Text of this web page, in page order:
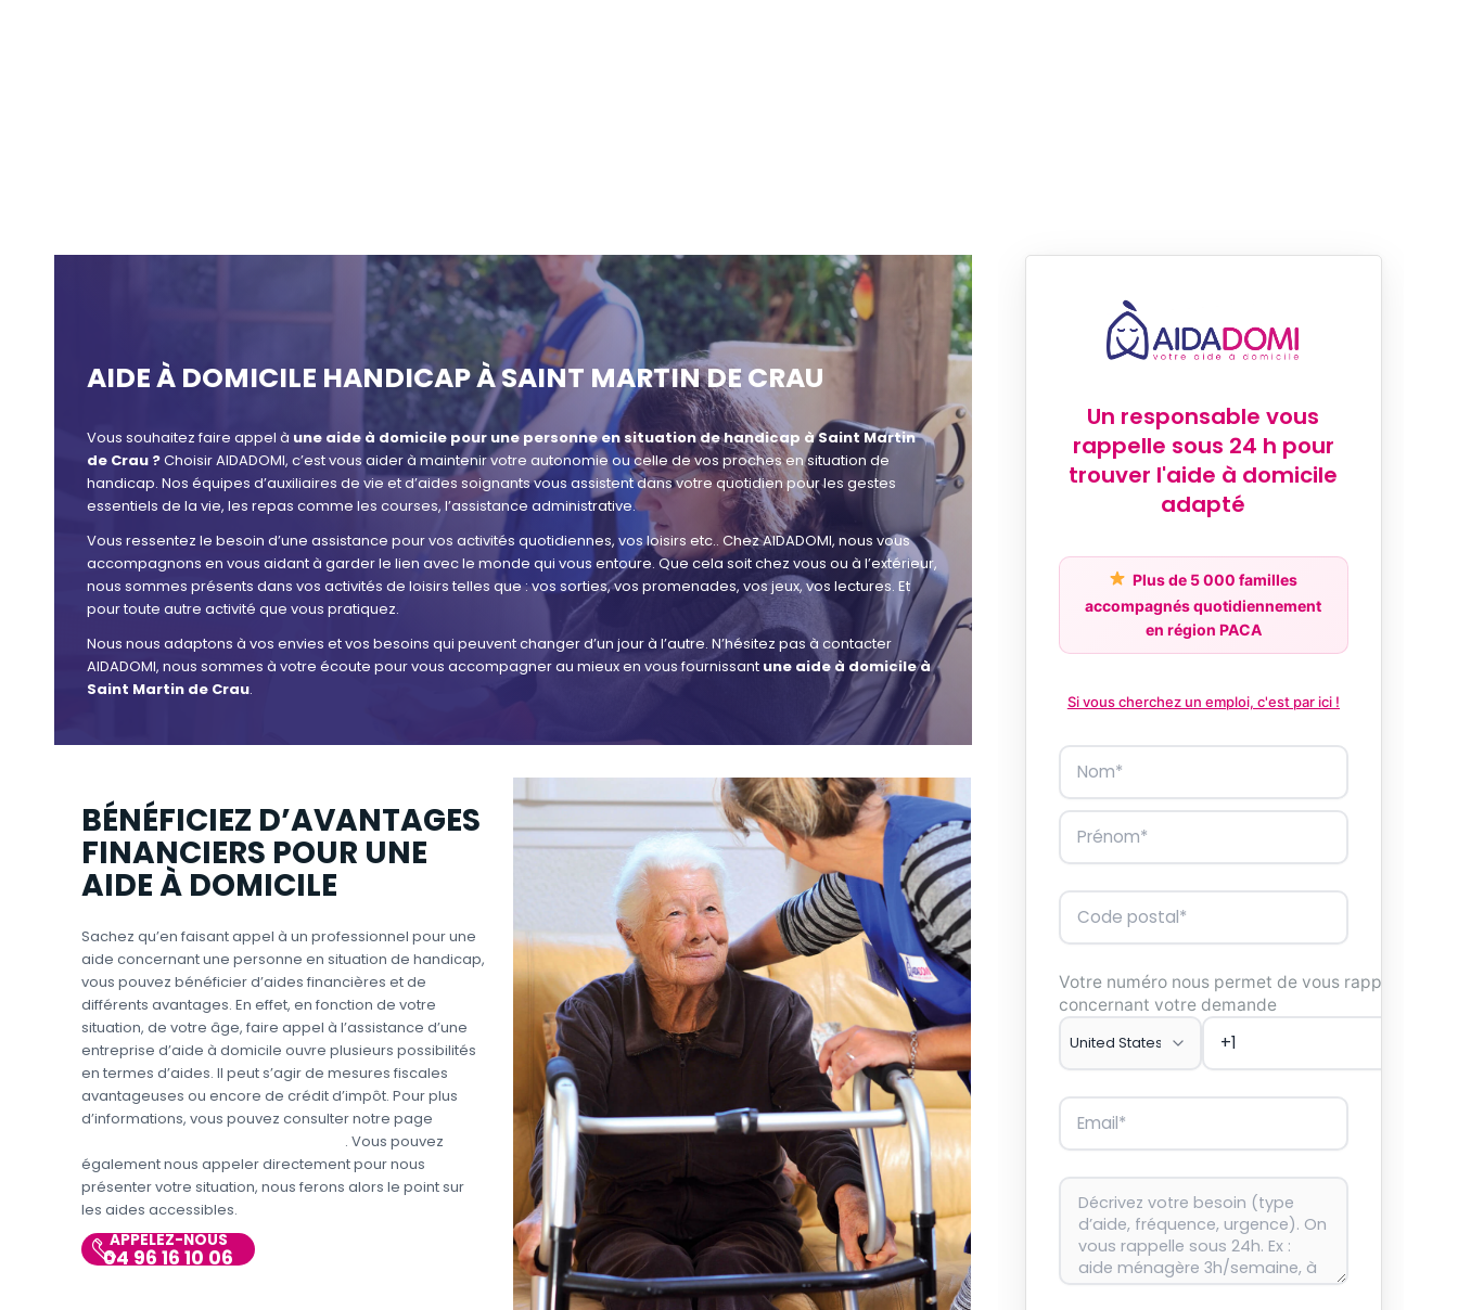
AIDE À DOMICILE HANDICAP À SAINT MARTIN DE CRAU
Vous souhaitez faire appel à une aide à domicile pour une personne en situation de handicap à Saint Martin
de Crau ?Choisir AIDADOMI, c’est vous aider à maintenir votre autonomie ou celle de vos proches en situation de
handicap. Nos équipes d’auxiliaires de vie et d’aides soignants vous assistent dans votre quotidien pour les gestes
essentiels de la vie, les repas comme les courses, l’assistance administrative.
Vous ressentez le besoin d’une assistance pour vos activités quotidiennes, vos loisirs etc.. Chez AIDADOMI, nous vous
accompagnons en vous aidant à garder le lien avec le monde qui vous entoure. Que cela soit chez vous ou à l’extérieur,
nous sommes présents dans vos activités de loisirs telles que : vos sorties, vos promenades, vos jeux, vos lectures. Et
pour toute autre activité que vous pratiquez.
Nous nous adaptons à vos envies et vos besoins qui peuvent changer d’un jour à l’autre. N’hésitez pas à contacter
AIDADOMI, nous sommes à votre écoute pour vous accompagner au mieux en vous fournissant une aide à domicile à
Saint Martin de Crau.
BÉNÉFICIEZ D’AVANTAGES
FINANCIERS POUR UNE
AIDE À DOMICILE
Sachez qu’en faisant appel à un professionnel pour une
aide concernant une personne en situation de handicap,
vous pouvez bénéficier d’aides financières et de
différents avantages. En effet, en fonction de votre
situation, de votre âge, faire appel à l’assistance d’une
entreprise d’aide à domicile ouvre plusieurs possibilités
en termes d’aides. Il peut s’agir de mesures fiscales
avantageuses ou encore de crédit d’impôt. Pour plus
d’informations, vous pouvez consulter notre page
. Vous pouvez
également nous appeler directement pour nous
présenter votre situation, nous ferons alors le point sur
les aides accessibles.
APPELEZ-NOUS
04 96 16 10 06
Un responsable vous
rappelle sous 24 h pour
trouver l'aide à domicile
adapté
Plus de 5 000 familles
accompagnés quotidiennement
en région PACA
Si vous cherchez un emploi, c'est par ici !
Votre numéro nous permet de vous rappeler
concernant votre demande